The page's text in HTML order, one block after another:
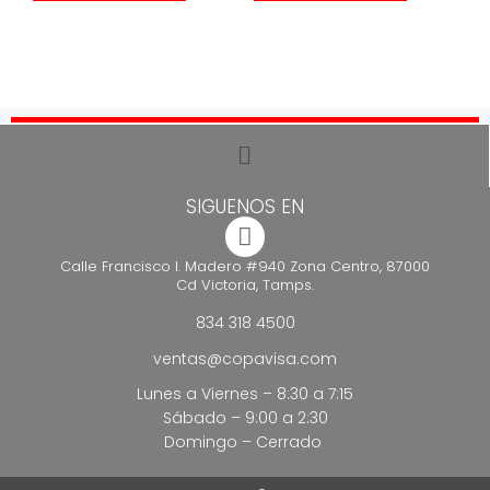
SIGUENOS EN
Calle Francisco I. Madero #940 Zona Centro, 87000
Cd Victoria, Tamps.
834 318 4500
ventas@copavisa.com
Lunes a Viernes – 8:30 a 7:15
Sábado – 9:00 a 2:30
Domingo – Cerrado